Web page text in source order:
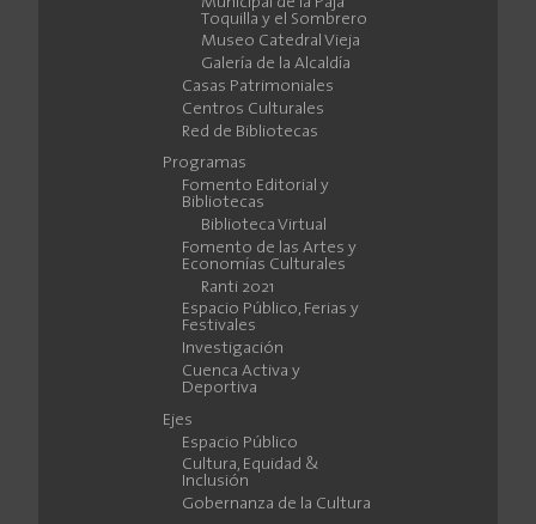
Toquilla y el Sombrero
Museo Catedral Vieja
Galería de la Alcaldía
Casas Patrimoniales
Centros Culturales
Red de Bibliotecas
Programas
Fomento Editorial y
Bibliotecas
Biblioteca Virtual
Fomento de las Artes y
Economías Culturales
Ranti 2021
Espacio Público, Ferias y
Festivales
Investigación
Cuenca Activa y
Deportiva
Ejes
Espacio Público
Cultura, Equidad &
Inclusión
Gobernanza de la Cultura